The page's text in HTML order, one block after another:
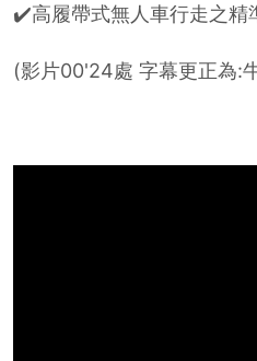
✔️高履帶式無人車行走之精
(影片00'24處 字幕更正為: